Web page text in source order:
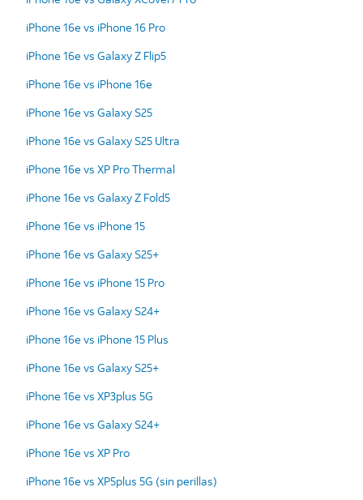
iPhone 16e vs iPhone 16 Pro
iPhone 16e vs Galaxy Z Flip5
iPhone 16e vs iPhone 16e
iPhone 16e vs Galaxy S25
iPhone 16e vs Galaxy S25 Ultra
iPhone 16e vs XP Pro Thermal
iPhone 16e vs Galaxy Z Fold5
iPhone 16e vs iPhone 15
iPhone 16e vs Galaxy S25+
iPhone 16e vs iPhone 15 Pro
iPhone 16e vs Galaxy S24+
iPhone 16e vs iPhone 15 Plus
iPhone 16e vs Galaxy S25+
iPhone 16e vs XP3plus 5G
iPhone 16e vs Galaxy S24+
iPhone 16e vs XP Pro
iPhone 16e vs XP5plus 5G (sin perillas)